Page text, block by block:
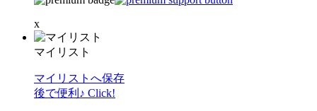
x
マイリスト
マイリストへ保存
後で便利♪ Click!